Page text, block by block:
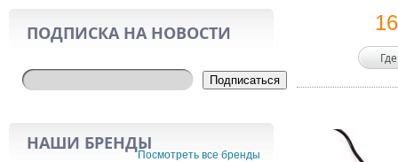
ПОДПИСКА НА НОВОСТИ
Подписаться
НАШИ БРЕНДЫ
Посмотреть все бренды